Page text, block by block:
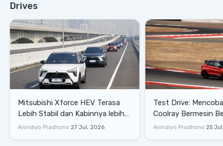
Drives
Mitsubishi Xforce HEV Terasa
Lebih Stabil dan Kabinnya lebih
Senyap
Anindiyo Pradhono 27 Jul, 2026
Test Drive: Mencoba Geely
Coolray Bermesin
di Sirkuit Mandalika
Anindiyo Pradhono 25